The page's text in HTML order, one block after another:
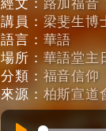
講員： 梁斐生博
語言： 華語
場所： 華語堂主
分類： 福音信仰
來源： 柏斯宣道